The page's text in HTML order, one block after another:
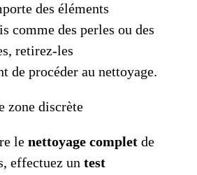
des éléments
comme des perles ou des
retirez-les
de procéder au nettoyage.
zone discrète
le nettoyage complet de
effectuez un test